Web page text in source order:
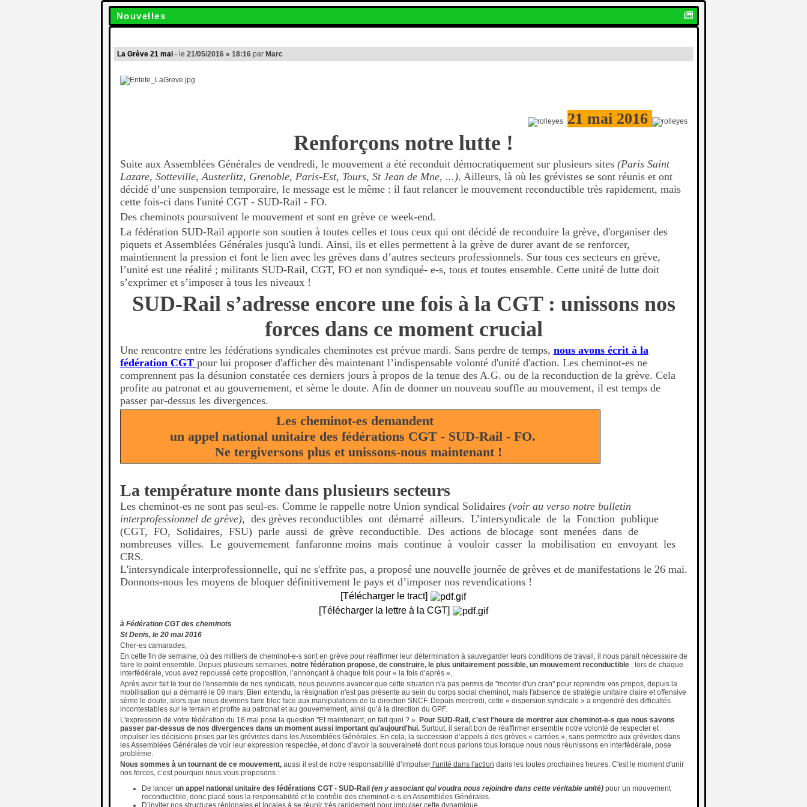
Nouvelles
La Grève 21 mai - le 21/05/2016 » 18:16par Marc
21 mai 2016
Renforçons notre lutte !
Suite aux Assemblées Générales de vendredi, le mouvement a été reconduit démocratiquement sur plusieurs sites (Paris Saint
Lazare, Sotteville, Austerlitz, Grenoble, Paris-Est, Tours, St Jean de Mne, ...). Ailleurs, là où les grévistes se sont réunis et ont
décidé d’une suspension temporaire, le message est le même : il faut relancer le mouvement reconductible très rapidement, mais
cette fois-ci dans l'unité CGT - SUD-Rail - FO.
Des cheminots poursuivent le mouvement et sont en grève ce week-end.
La fédération SUD-Rail apporte son soutien à toutes celles et tous ceux qui ont décidé de reconduire la grève, d'organiser des
piquets et Assemblées Générales jusqu'à lundi. Ainsi, ils et elles permettent à la grève de durer avant de se renforcer,
maintiennent la pression et font le lien avec les grèves dans d’autres secteurs professionnels. Sur tous ces secteurs en grève,
l’unité est une réalité ; militants SUD-Rail, CGT, FO et non syndiqué- e-s, tous et toutes ensemble. Cette unité de lutte doit
s’exprimer et s’imposer à tous les niveaux !
SUD-Rail s’adresse encore une fois à la CGT : unissons nos
forces dans ce moment crucial
Une rencontre entre les fédérations syndicales cheminotes est prévue mardi. Sans perdre de temps, nous avons écrit à la
fédération CGT pour lui proposer d'afficher dès maintenant l’indispensable volonté d'unité d'action. Les cheminot-es ne
comprennent pas la désunion constatée ces derniers jours à propos de la tenue des A.G. ou de la reconduction de la grève. Cela
profite au patronat et au gouvernement, et sème le doute. Afin de donner un nouveau souffle au mouvement, il est temps de
passer par-dessus les divergences.
Les cheminot-es demandent
un appel national unitaire des fédérations CGT - SUD-Rail - FO.
Ne tergiversons plus et unissons-nous maintenant !
La température monte dans plusieurs secteurs
Les cheminot-es ne sont pas seul-es. Comme le rappelle notre Union syndical Solidaires (voir au verso notre bulletin
interprofessionnel de grève), des grèves reconductibles ont démarré ailleurs. L’intersyndicale de la Fonction publique
(CGT, FO, Solidaires, FSU) parle aussi de grève reconductible. Des actions de blocage sont menées dans de
nombreuses villes. Le gouvernement fanfaronne moins mais continue à vouloir casser la mobilisation en envoyant les
CRS.
L'intersyndicale interprofessionnelle, qui ne s'effrite pas, a proposé une nouvelle journée de grèves et de manifestations le 26 mai.
Donnons-nous les moyens de bloquer définitivement le pays et d’imposer nos revendications !
[Télécharger le tract]
[Télécharger la lettre à la CGT]
à Fédération CGT des cheminots
St Denis, le 20 mai 2016
Cher-es camarades,
En cette fin de semaine, où des milliers de cheminot-e-s sont en grève pour réaffirmer leur détermination à sauvegarder leurs conditions de travail, il nous parait nécessaire de
faire le point ensemble. Depuis plusieurs semaines, notre fédération propose, de construire, le plus unitairement possible, un mouvement reconductible; lors de chaque
interfédérale, vous avez repoussé cette proposition, l’annonçant à chaque fois pour « la fois d’après ».
Après avoir fait le tour de l'ensemble de nos syndicats, nous pouvons avancer que cette situation n'a pas permis de "monter d'un cran" pour reprendre vos propos, depuis la
mobilisation qui a démarré le 09 mars. Bien entendu, la résignation n'est pas présente au sein du corps social cheminot, mais l'absence de stratégie unitaire claire et offensive
sème le doute, alors que nous devrions faire bloc face aux manipulations de la direction SNCF. Depuis mercredi, cette « dispersion syndicale » a engendré des difficultés
incontestables sur le terrain et profite au patronat et au gouvernement, ainsi qu’à la direction du GPF.
L'expression de votre fédération du 18 mai pose la question "Et maintenant, on fait quoi ? ». Pour SUD-Rail, c'est l'heure de montrer aux cheminot-e-s que nous savons
passer par-dessus de nos divergences dans un moment aussi important qu'aujourd'hui.Surtout, il serait bon de réaffirmer ensemble notre volonté de respecter et
impulser les décisions prises par les grévistes dans les Assemblées Générales. En cela, la succession d’appels à des grèves « carrées », sans permettre aux grévistes dans
les Assemblées Générales de voir leur expression respectée, et donc d’avoir la souveraineté dont nous parlons tous lorsque nous nous réunissons en interfédérale, pose
problème.
Nous sommes à un tournant de ce mouvement,aussi il est de notre responsabilité d’impulserl'unité dans l'action dans les toutes prochaines heures. C'est le moment d'unir
nos forces, c’est pourquoi nous vous proposons :
De lancer un appel national unitaire des fédérations CGT - SUD-Rail (en y associant qui voudra nous rejoindre dans cette véritable unité) pour un mouvement
reconductible, donc placé sous la responsabilité et le contrôle des cheminot-e-s en Assemblées Générales.
D’inviter nos structures régionales et locales à se réunir très rapidement pour impulser cette dynamique.